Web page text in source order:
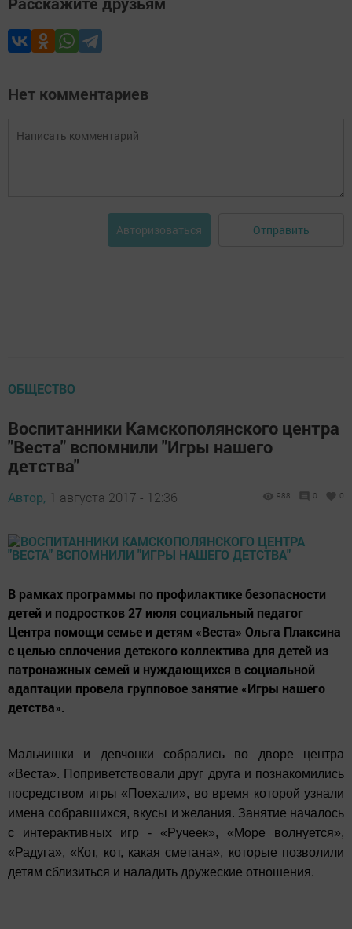
Нет комментариев
Авторизоваться Отправить
ОБЩЕСТВО
Воспитанники Камскополянского центра
"Веста" вспомнили "Игры нашего
детства"
Автор, 1 августа 2017 - 12:36 988 0 0
В рамках программы по профилактике безопасности
детей и подростков 27 июля социальный педагог
Центра помощи семье и детям «Веста» Ольга Плаксина
с целью сплочения детского коллектива для детей из
патронажных семей и нуждающихся в социальной
адаптации провела групповое занятие «Игры нашего
детства».
Мальчишки и девчонки собрались во дворе центра
«Веста». Поприветствовали друг друга и познакомились
посредством игры «Поехали», во время которой узнали
имена собравшихся, вкусы и желания. Занятие началось
с интерактивных игр - «Ручеек», «Море волнуется»,
«Радуга», «Кот, кот, какая сметана», которые позволили
детям сблизиться и наладить дружеские отношения.